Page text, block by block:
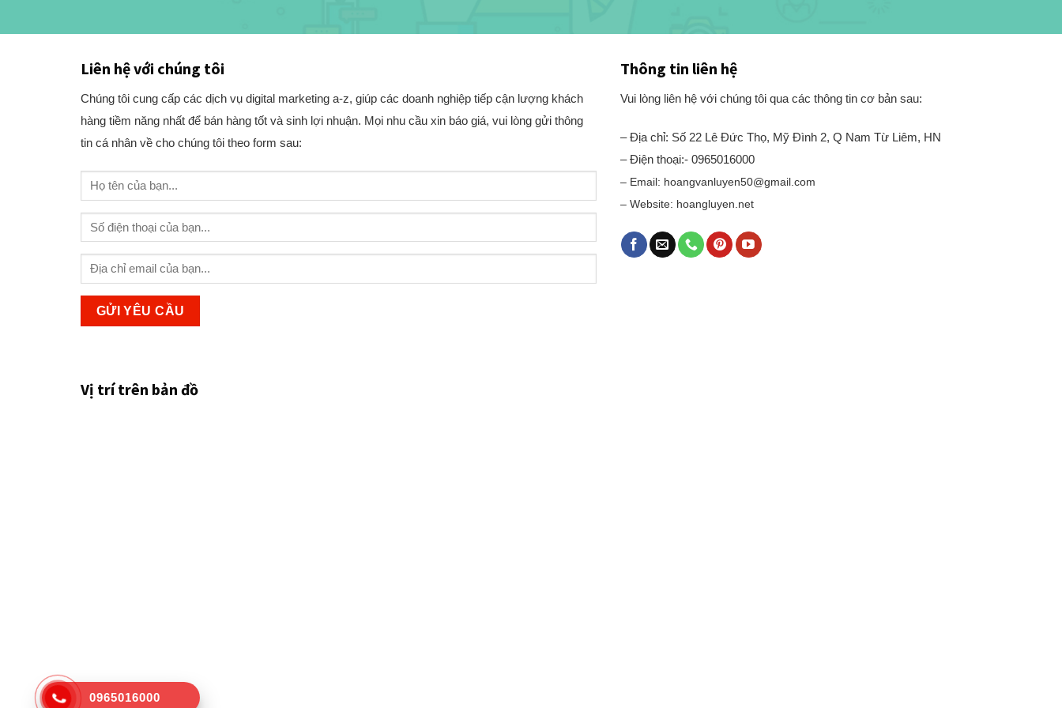
Liên hệ với chúng tôi
Chúng tôi cung cấp các dịch vụ digital marketing a-z, giúp các doanh nghiệp tiếp cận lượng khách
hàng tiềm năng nhất để bán hàng tốt và sinh lợi nhuận. Mọi nhu cầu xin báo giá, vui lòng gửi thông
tin cá nhân về cho chúng tôi theo form sau:
Thông tin liên hệ
Vui lòng liên hệ với chúng tôi qua các thông tin cơ bản sau:
– Địa chỉ: Số 22 Lê Đức Thọ, Mỹ Đình 2, Q Nam Từ Liêm, HN
– Điện thoại:- 0965016000
– Email: hoangvanluyen50@gmail.com
– Website: hoangluyen.net
Vị trí trên bản đồ
0965016000